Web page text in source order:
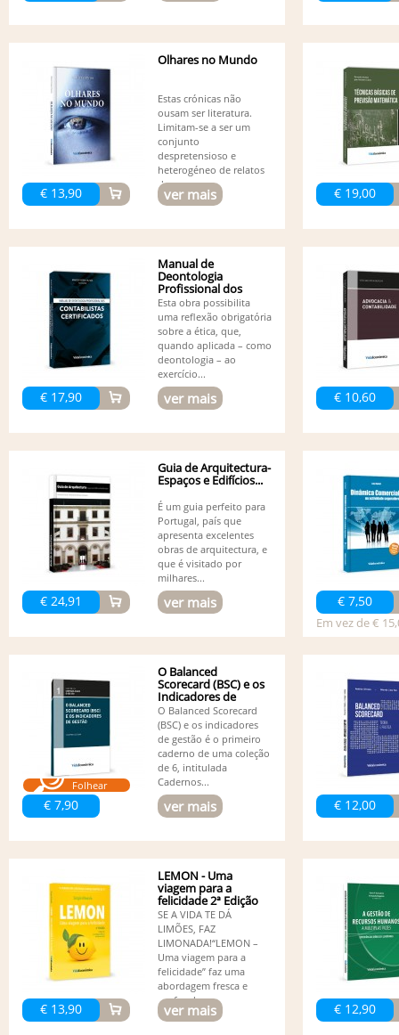
€ 13,90
Olhares no Mundo
Estas crónicas não
ousam ser literatura.
Limitam-se a ser um
conjunto
despretensioso e
heterogéneo de relatos
de...
ver mais € 19,00
€ 17,90
Manual de
Deontologia
Profissional dos
Contabilistas...
Esta obra possibilita
uma reflexão obrigatória
sobre a ética, que,
quando aplicada – como
deontologia – ao
exercício...
ver mais € 10,60
€ 24,91
Guia de Arquitectura-
Espaços e Edifícios...
É um guia perfeito para
Portugal, país que
apresenta excelentes
obras de arquitectura, e
que é visitado por
milhares...
ver mais € 7,50
Em vez de €
Folhear
€ 7,90
O Balanced
Scorecard (BSC) e os
Indicadores de
Gestão
O Balanced Scorecard
(BSC) e os indicadores
de gestão é o primeiro
caderno de uma coleção
de 6, intitulada
Cadernos...
ver mais € 12,00
€ 13,90
LEMON - Uma
viagem para a
felicidade 2ª Edição
SE A VIDA TE DÁ
LIMÕES, FAZ
LIMONADA!“LEMON –
Uma viagem para a
felicidade” faz uma
abordagem fresca e
profunda...
ver mais € 12,90